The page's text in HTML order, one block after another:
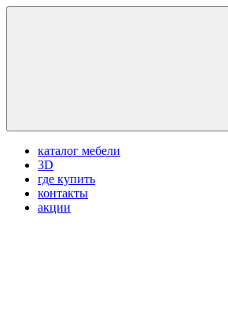
каталог мебели
3D
где купить
контакты
акции